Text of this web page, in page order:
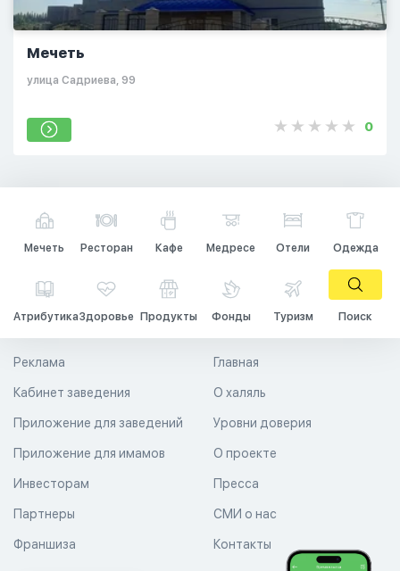
Мечеть
улица Садриева, 99
0
Мечеть Ресторан Кафе Медресе Отели Одежда
АтрибутикаЗдоровье Продукты Фонды Туризм Поиск
Главная
О халяль
Уровни доверия
Реклама
Кабинет заведения
Приложение для заведений
Приложение для имамов О проекте
Пресса
СМИ о нас
Контакты
Инвесторам
Партнеры
Франшиза